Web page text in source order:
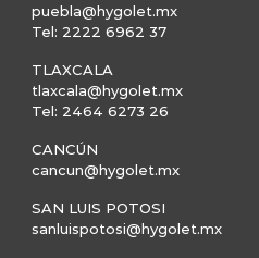
puebla@hygolet.mx
Tel: 2222 6962 37
TLAXCALA
tlaxcala@hygolet.mx
Tel: 2464 6273 26
CANCÚN
cancun@hygolet.mx
SAN LUIS POTOSI
sanluispotosi@hygolet.mx